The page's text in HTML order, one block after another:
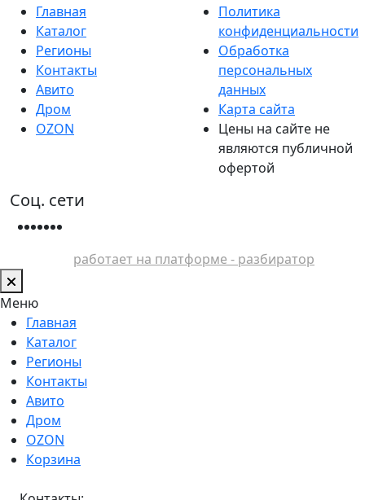
Главная
Каталог
Регионы
Контакты
Авито
Дром
OZON
Политика
конфиденциальности
Обработка
персональных
данных
Карта сайта
Цены на сайте не
являются публичной
офертой
Соц. сети
работает на платформе - разбиратор
Меню
Главная
Каталог
Регионы
Контакты
Авито
Дром
OZON
Корзина